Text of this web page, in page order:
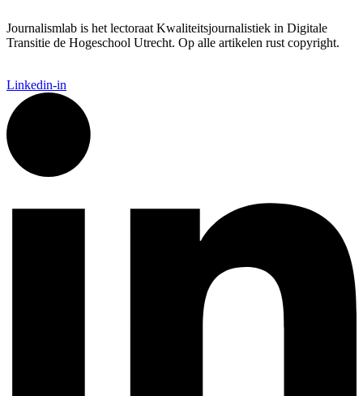
Journalismlab is het lectoraat Kwaliteitsjournalistiek in Digitale
Transitie de Hogeschool Utrecht. Op alle artikelen rust copyright.
Linkedin-in